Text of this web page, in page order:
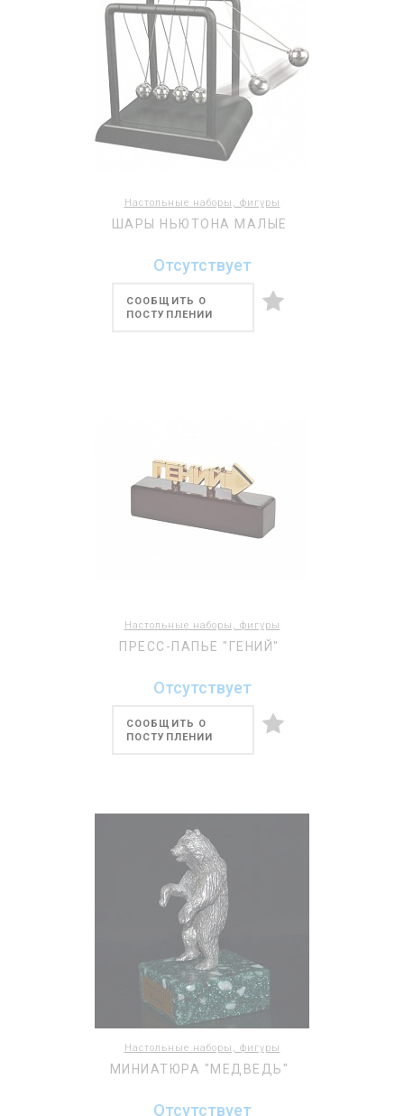
Настольные наборы, фигуры
ШАРЫ НЬЮТОНА МАЛЫЕ
Отсутствует
СООБЩИТЬ О
ПОСТУПЛЕНИИ
Настольные наборы, фигуры
ПРЕСС-ПАПЬЕ "ГЕНИЙ"
Отсутствует
СООБЩИТЬ О
ПОСТУПЛЕНИИ
Настольные наборы, фигуры
МИНИАТЮРА "МЕДВЕДЬ"
Отсутствует